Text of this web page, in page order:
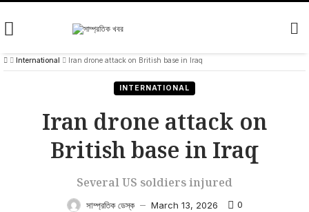
Skip
content
International Iran drone attack on British base in Iraq
INTERNATIONAL
Iran drone attack on
British base in Iraq
Several US soldiers injured
সাম্প্রতিক ডেস্ক — March 13, 2026 0